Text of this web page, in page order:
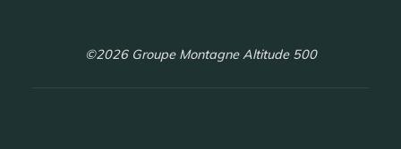
©2026 Groupe Montagne Altitude 500